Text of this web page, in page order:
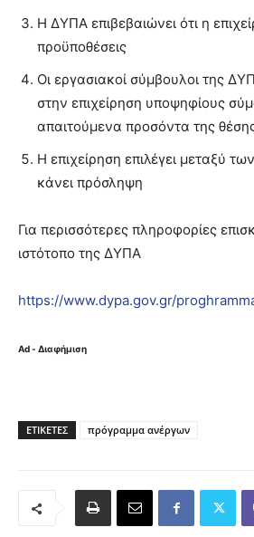
H ΔΥΠΑ επιβεβαιώνει ότι η
προϋποθέσεις
Οι εργασιακοί σύμβουλοι της
στην επιχείρηση υποψηφίους
απαιτούμενα προσόντα της
Η επιχείρηση επιλέγει μεταξύ
κάνει πρόσληψη
Για περισσότερες πληροφορίες
ιστότοπο της ΔΥΠΑ
https://www.dypa.gov.gr/
Ad - Διαφήμιση
ΕΤΙΚΈΤΕΣ πρόγραμμα ανέργων